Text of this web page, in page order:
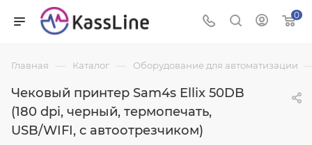
0
Главная — Каталог — Оборудование для автоматизации
Чековый принтер Sam4s Ellix 50DB
(180 dpi, черный, термопечать,
USB/WIFI, с автоотрезчиком)